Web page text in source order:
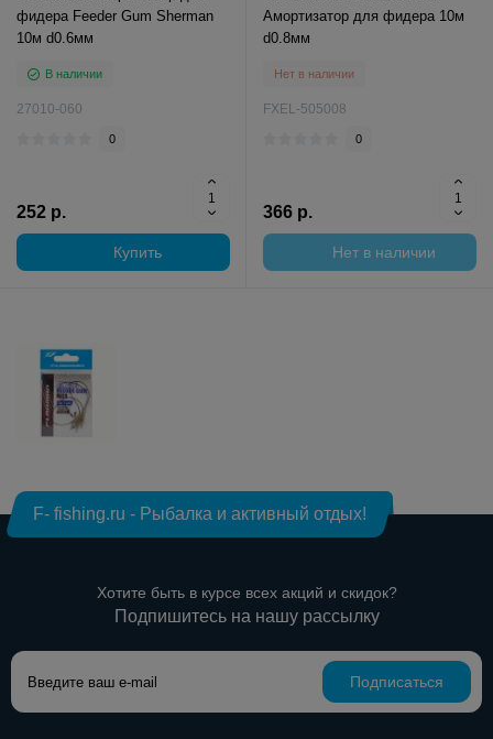
фидера Feeder Gum Sherman
10м d0.6мм
В наличии
27010-060
0
252 р.
Купить
Амортизатор для фидера 10м
d0.8мм
Нет в наличии
FXEL-505008
0
366 р.
Нет в наличии
F- fishing.ru - Рыбалка и активный отдых!
Хотите быть в курсе всех акций и скидок?
Подпишитесь на нашу рассылку
Подписаться